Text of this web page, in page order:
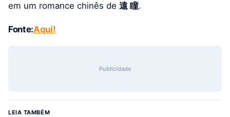
em um romance chinês de 遠 瞳.
Fonte:Aqui!
Publicidade
LEIA TAMBÉM